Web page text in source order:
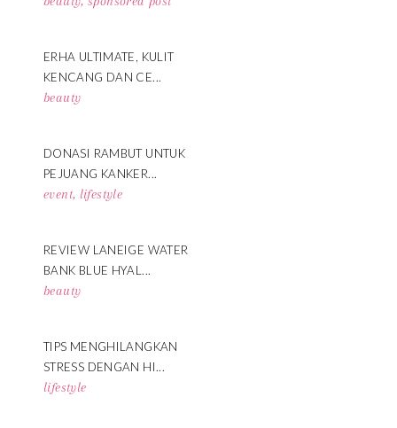
ERHA ULTIMATE, KULIT
KENCANG DAN CE...
beauty
DONASI RAMBUT UNTUK
PEJUANG KANKER...
event, lifestyle
REVIEW LANEIGE WATER
BANK BLUE HYAL...
beauty
TIPS MENGHILANGKAN
STRESS DENGAN HI...
lifestyle